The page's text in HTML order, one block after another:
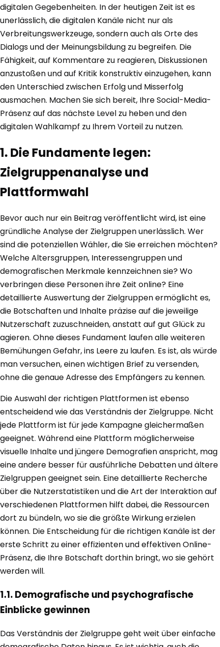
digitalen Gegebenheiten. In der heutigen Zeit ist es
unerlässlich, die digitalen Kanäle nicht nur als
Verbreitungswerkzeuge, sondern auch als Orte des
Dialogs und der Meinungsbildung zu begreifen. Die
Fähigkeit, auf Kommentare zu reagieren, Diskussionen
anzustoßen und auf Kritik konstruktiv einzugehen, kann
den Unterschied zwischen Erfolg und Misserfolg
ausmachen. Machen Sie sich bereit, Ihre Social-Media-
Präsenz auf das nächste Level zu heben und den
digitalen Wahlkampf zu Ihrem Vorteil zu nutzen.
1. Die Fundamente legen:
Zielgruppenanalyse und
Plattformwahl
Bevor auch nur ein Beitrag veröffentlicht wird, ist eine
gründliche Analyse der Zielgruppen unerlässlich. Wer
sind die potenziellen Wähler, die Sie erreichen möchten?
Welche Altersgruppen, Interessengruppen und
demografischen Merkmale kennzeichnen sie? Wo
verbringen diese Personen ihre Zeit online? Eine
detaillierte Auswertung der Zielgruppen ermöglicht es,
die Botschaften und Inhalte präzise auf die jeweilige
Nutzerschaft zuzuschneiden, anstatt auf gut Glück zu
agieren. Ohne dieses Fundament laufen alle weiteren
Bemühungen Gefahr, ins Leere zu laufen. Es ist, als würde
man versuchen, einen wichtigen Brief zu versenden,
ohne die genaue Adresse des Empfängers zu kennen.
Die Auswahl der richtigen Plattformen ist ebenso
entscheidend wie das Verständnis der Zielgruppe. Nicht
jede Plattform ist für jede Kampagne gleichermaßen
geeignet. Während eine Plattform möglicherweise
visuelle Inhalte und jüngere Demografien anspricht, mag
eine andere besser für ausführliche Debatten und ältere
Zielgruppen geeignet sein. Eine detaillierte Recherche
über die Nutzerstatistiken und die Art der Interaktion auf
verschiedenen Plattformen hilft dabei, die Ressourcen
dort zu bündeln, wo sie die größte Wirkung erzielen
können. Die Entscheidung für die richtigen Kanäle ist der
erste Schritt zu einer effizienten und effektiven Online-
Präsenz, die Ihre Botschaft dorthin bringt, wo sie gehört
werden will.
1.1. Demografische und psychografische
Einblicke gewinnen
Das Verständnis der Zielgruppe geht weit über einfache